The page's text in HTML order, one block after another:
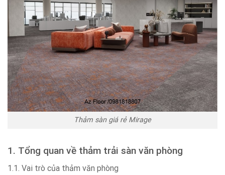
Thảm sàn giá rẻ Mirage
1. Tổng quan về thảm trải sàn văn phòng
1.1. Vai trò của thảm văn phòng